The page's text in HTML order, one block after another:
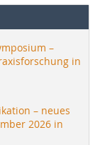
–
in
– neues
2026 in